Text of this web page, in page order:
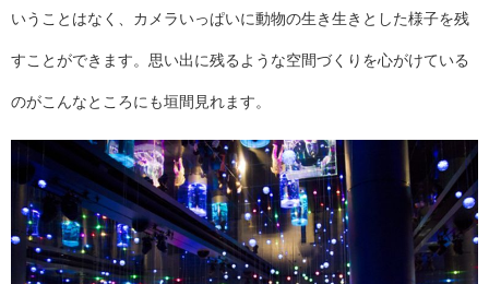
いうことはなく、カメラいっぱいに動物の生き生きとした様子を残
すことができます。思い出に残るような空間づくりを心がけている
のがこんなところにも垣間見れます。